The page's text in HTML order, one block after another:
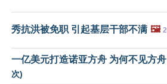
秀抗洪被免职 引起基层干部不满 🖼️
一亿美元打造诺亚方舟 为何不见方舟
次)